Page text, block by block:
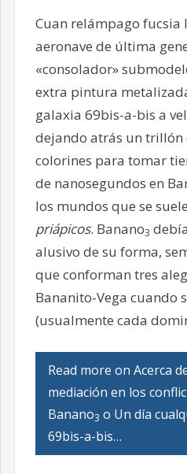
Cuan relámpago fucsia
aeronave de última
«consolador»
extra pintura
galaxia 69bis-a-bis a
dejando atrás un trillón
colorines para tomar
de nanosegundos en
los mundos que se
priápicos. Banano3
alusivo de su forma,
que conforman tres
Bananito-Vega cuando
(usualmente cada
Read more on Acerca
mediación en los
Banano3 o Un día
69bis-a-bis…